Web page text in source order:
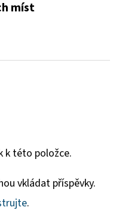
míst
k této položce.
vkládat příspěvky.
.